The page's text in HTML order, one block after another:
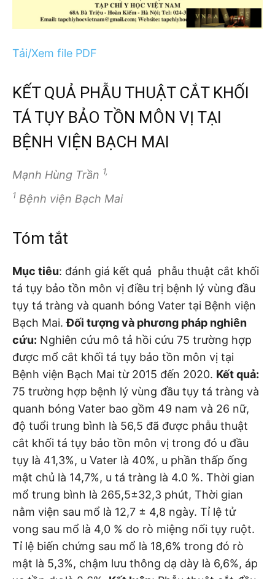
Tải/Xem file PDF
KẾT QUẢ PHẪU THUẬT CẮT KHỐI
TÁ TỤY BẢO TỒN MÔN VỊ TẠI
BỆNH VIỆN BẠCH MAI
Mạnh Hùng Trần 1,
1 Bệnh viện Bạch Mai
Tóm tắt
Mục tiêu: đánh giá kết quả phẫu thuật cắt khối
tá tụy bảo tồn môn vị điều trị bệnh lý vùng đầu
tụy tá tràng và quanh bóng Vater tại Bệnh viện
Bạch Mai.Đối tượng và phương pháp nghiên
cứu: Nghiên cứu mô tả hồi cứu 75 trường hợp
được mổ cắt khối tá tụy bảo tồn môn vị tại
Bệnh viện Bạch Mai từ 2015 đến 2020. Kết quả:
75 trường hợp bệnh lý vùng đầu tụy tá tràng và
quanh bóng Vater bao gồm 49 nam và 26 nữ,
độ tuổi trung bình là 56,5 đã được phẫu thuật
cắt khối tá tụy bảo tồn môn vị trong đó u đầu
tụy là 41,3%, u Vater là 40%, u phần thấp ống
mật chủ là 14,7%, u tá tràng là 4.0 %. Thời gian
mổ trung bình là 265,5±32,3 phút, Thời gian
nằm viện sau mổ là 12,7 ± 4,8 ngày. Tỉ lệ tử
vong sau mổ là 4,0 % do rò miệng nối tụy ruột.
Tỉ lệ biến chứng sau mổ là 18,6% trong đó rò
mật là 5,3%, chậm lưu thông dạ dày là 6,6%, áp